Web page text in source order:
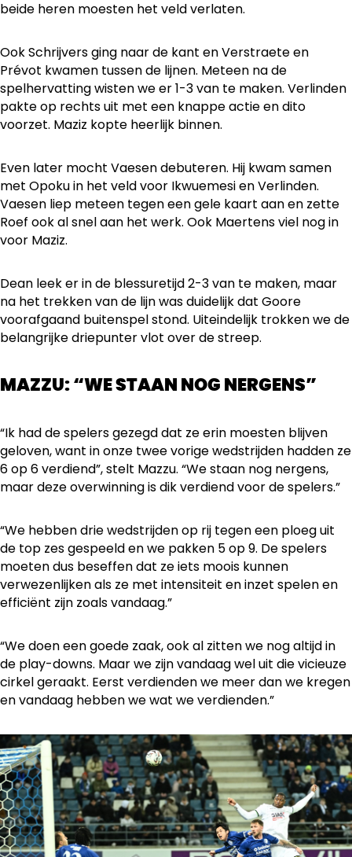
beide heren moesten het veld verlaten.
Ook Schrijvers ging naar de kant en Verstraete en
Prévot kwamen tussen de lijnen. Meteen na de
spelhervatting wisten we er 1-3 van te maken. Verlinden
pakte op rechts uit met een knappe actie en dito
voorzet. Maziz kopte heerlijk binnen.
Even later mocht Vaesen debuteren. Hij kwam samen
met Opoku in het veld voor Ikwuemesi en Verlinden.
Vaesen liep meteen tegen een gele kaart aan en zette
Roef ook al snel aan het werk. Ook Maertens viel nog in
voor Maziz.
Dean leek er in de blessuretijd 2-3 van te maken, maar
na het trekken van de lijn was duidelijk dat Goore
voorafgaand buitenspel stond. Uiteindelijk trokken we de
belangrijke driepunter vlot over de streep.
MAZZU: “WE STAAN NOG NERGENS”
“Ik had de spelers gezegd dat ze erin moesten blijven
geloven, want in onze twee vorige wedstrijden hadden ze
6 op 6 verdiend”, stelt Mazzu. “We staan nog nergens,
maar deze overwinning is dik verdiend voor de spelers.”
“We hebben drie wedstrijden op rij tegen een ploeg uit
de top zes gespeeld en we pakken 5 op 9. De spelers
moeten dus beseffen dat ze iets moois kunnen
verwezenlijken als ze met intensiteit en inzet spelen en
efficiënt zijn zoals vandaag.”
“We doen een goede zaak, ook al zitten we nog altijd in
de play-downs. Maar we zijn vandaag wel uit die vicieuze
cirkel geraakt. Eerst verdienden we meer dan we kregen
en vandaag hebben we wat we verdienden.”